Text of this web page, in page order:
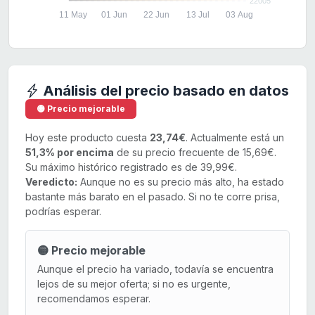
11 May 01 Jun 22 Jun 13 Jul 03 Aug
Análisis del precio basado en datos
🟡 Precio mejorable
Hoy este producto cuesta 23,74€. Actualmente está un
51,3% por encima de su precio frecuente de 15,69€.
Su máximo histórico registrado es de 39,99€.
Veredicto: Aunque no es su precio más alto, ha estado
bastante más barato en el pasado. Si no te corre prisa,
podrías esperar.
🟡 Precio mejorable
Aunque el precio ha variado, todavía se encuentra
lejos de su mejor oferta; si no es urgente,
recomendamos esperar.